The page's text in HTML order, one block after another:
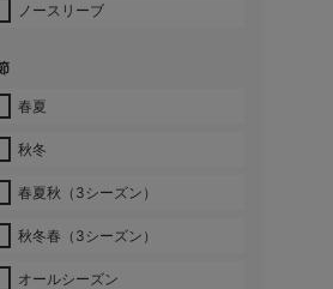
ノースリーブ
春夏
秋冬
春夏秋（3シーズン）
秋冬春（3シーズン）
オールシーズン